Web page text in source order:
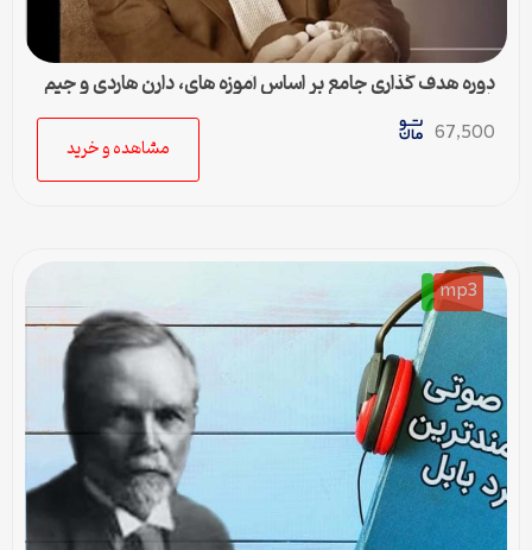
دوره هدف گذاری جامع بر اساس آموزه های، دارن هاردی و جیم
ران
67,500
مشاهده و خرید
mp3